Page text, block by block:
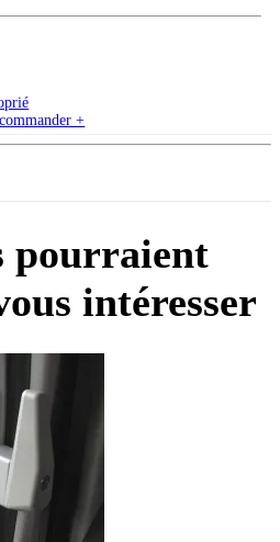
+
pourraient
intéresser